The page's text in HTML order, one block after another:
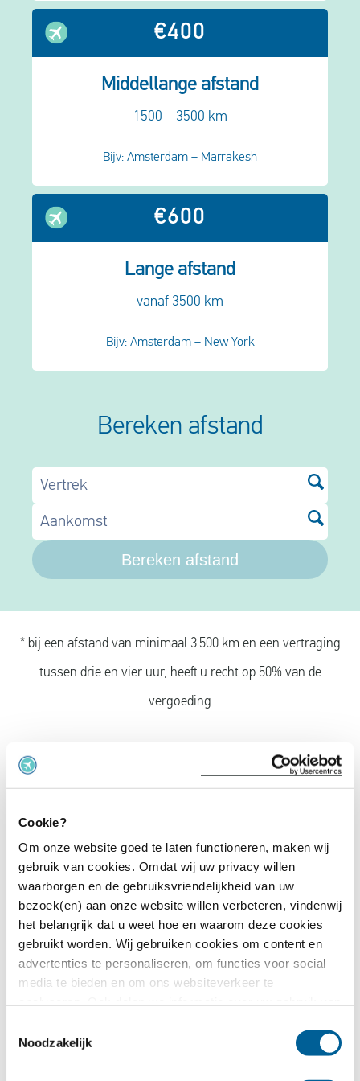
Cookie?
Om onze website goed te laten functioneren, maken wij
gebruik van cookies. Omdat wij uw privacy willen
waarborgen en de gebruiksvriendelijkheid van uw
bezoek(en) aan onze website willen verbeteren, vindenwij
het belangrijk dat u weet hoe en waarom deze cookies
gebruikt worden. Wij gebruiken cookies om content en
advertenties te personaliseren, om functies voor social
media te bieden en om ons websiteverkeer te
adverteren en analyse. Deze partners kunnen deze
gegevens combineren met andere informatie die u aan ze
Noodzakelijk
€400
Middellange afstand
1500 – 3500 km
Bijv: Amsterdam – Marrakesh
€600
Lange afstand
vanaf 3500 km
Bijv: Amsterdam – New York
Bereken afstand
Vertrek
Aankomst
Bereken afstand
* bij een afstand van minimaal 3.500 km en een vertraging
tussen drie en vier uur, heeft u recht op 50% van de
vergoeding
Als uw vlucht geannuleerd is door een
compensatie. Dit betekent dat de annulering niet de
schuld is van American Airlines; ze hoeven geen
vergoeding uit te keren.
Enkele voorbeelden van overmacht:
Staking luchtverkeersleiding of douane
Conflictsituaties zoals een oorlog of terrorisme
Medische noodlanding
Natuurrampen